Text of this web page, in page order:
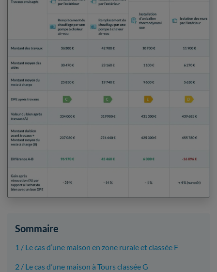
Sommaire
1 / Le cas d’une maison en zone rurale et classée F
2 / Le cas d’une maison à Tours classée G